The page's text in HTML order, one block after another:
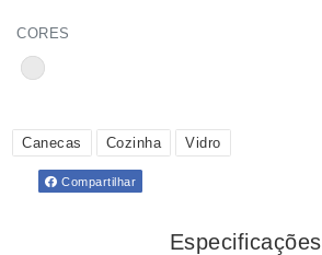
CORES
Canecas Cozinha Vidro
Compartilhar
Especificações